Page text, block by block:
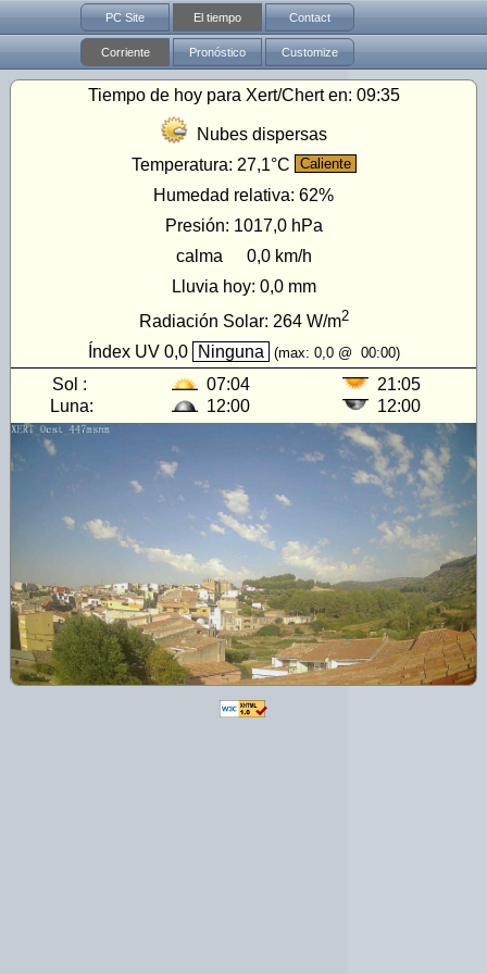
PC Site El tiempo Contact
Corriente Pronóstico Customize
Tiempo de hoy para Xert/Chert en: 09:35
Nubes dispersas
Temperatura: 27,1°C Caliente
Humedad relativa: 62%
Presión: 1017,0 hPa
calma
0,0 km/h
Lluvia hoy: 0,0 mm
Radiación Solar: 264W/m2
Índex UV 0,0 Ninguna (max: 0,0@ 00:00)
Sol : 07:04
21:05
Luna:
12:00 12:00